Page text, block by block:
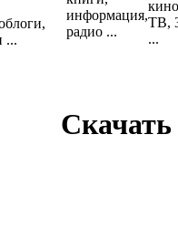
Скачать